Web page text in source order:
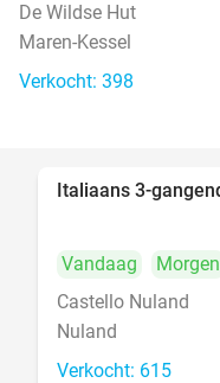
De Wildse Hut
Maren-Kessel
Verkocht: 398
Italiaans 3-
Vandaag Morgen
Castello Nuland
Nuland
Verkocht: 615